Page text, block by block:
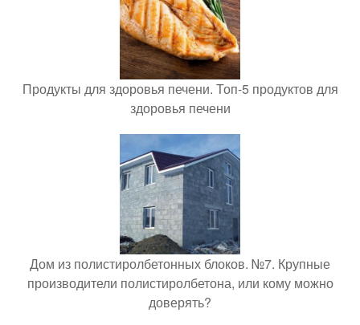
Продукты для здоровья печени. Топ-5 продуктов для
здоровья печени
Дом из полистиролбетонных блоков. №7. Крупные
производители полистиролбетона, или кому можно
доверять?